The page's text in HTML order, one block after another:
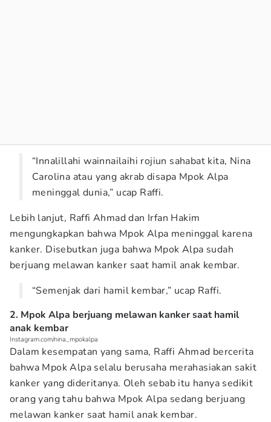
“Innalillahi wainnailaihi rojiun sahabat kita, Nina
Carolina atau yang akrab disapa Mpok Alpa
meninggal dunia,” ucap Raffi.
Lebih lanjut, Raffi Ahmad dan Irfan Hakim
mengungkapkan bahwa Mpok Alpa meninggal karena
kanker. Disebutkan juga bahwa Mpok Alpa sudah
berjuang melawan kanker saat hamil anak kembar.
“Semenjak dari hamil kembar,” ucap Raffi.
2. Mpok Alpa berjuang melawan kanker saat hamil
anak kembar
Instagram.com/nina_mpokalpa
Dalam kesempatan yang sama, Raffi Ahmad bercerita
bahwa Mpok Alpa selalu berusaha merahasiakan sakit
kanker yang dideritanya. Oleh sebab itu hanya sedikit
orang yang tahu bahwa Mpok Alpa sedang berjuang
melawan kanker saat hamil anak kembar.